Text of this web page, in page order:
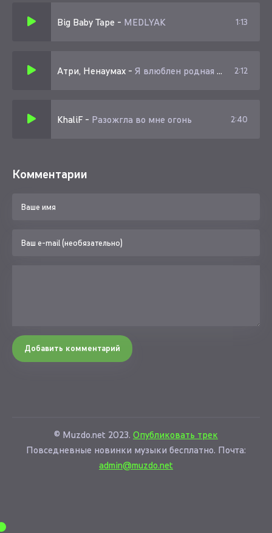
Big Baby Tape - MEDLYAK 1:13
Атри, Ненаумах - Я влюблен родная я влюблен в тебя (speed up) 2:12
KhaliF- Разожгла во мне огонь 2:40
Комментарии
Добавить комментарий
© Muzdo.net 2023. Опубликовать трек
Повседневные новинки музыки бесплатно. Почта:
admin@muzdo.net